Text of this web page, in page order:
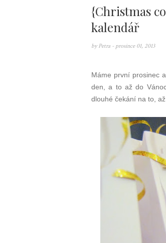
{Christmas
kalendář
by Petra - prosince 01, 2013
Máme první prosinec
den, a to až do
dlouhé čekání na to,